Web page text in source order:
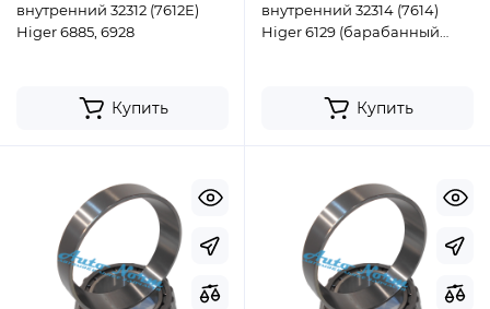
внутренний 32312 (7612Е)
Higer 6885, 6928
Купить
внутренний 32314 (7614)
Higer 6129 (барабанный
Купить